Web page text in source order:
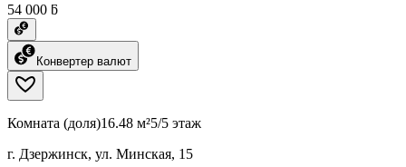
54 000 ƃ
Конвертер валют
Комната (доля)16.48 м²5/5 этаж
г. Дзержинск, ул. Минская, 15